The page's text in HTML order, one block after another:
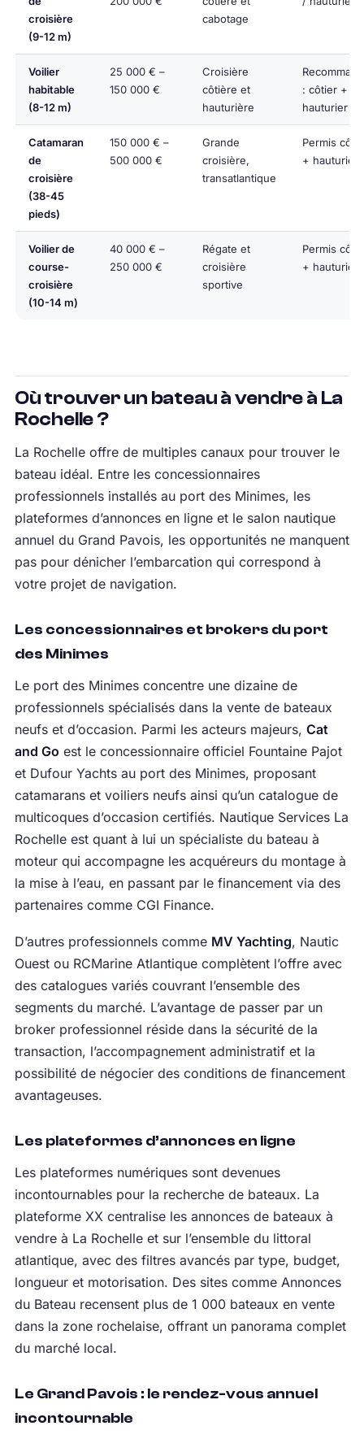
croisière
(9-12 m)
cabotage
Voilier
habitable
(8-12 m)
25 000 € –
150 000 €
Croisière
côtière et
hauturière
: côtier +
hauturier
Catamaran
de
croisière
(38-45
pieds)
150 000 € –
500 000 €
Grande
croisière,
transatlantique
Permis
+ hauturier
Voilier de
course-
croisière
(10-14 m)
40 000 € –
250 000 €
Régate et
croisière
sportive
Permis
+ hauturier
Où trouver un bateau à vendre à La
Rochelle ?
La Rochelle offre de multiples canaux pour trouver le
bateau idéal. Entre les concessionnaires
professionnels installés au port des Minimes, les
plateformes d’annonces en ligne et le salon nautique
annuel du Grand Pavois, les opportunités ne manquent
pas pour dénicher l’embarcation qui correspond à
votre projet de navigation.
Les concessionnaires et brokers du port
des Minimes
Le port des Minimes concentre une dizaine de
professionnels spécialisés dans la vente de bateaux
neufs et d’occasion. Parmi les acteurs majeurs, Cat
and Go est le concessionnaire officiel Fountaine Pajot
et Dufour Yachts au port des Minimes, proposant
catamarans et voiliers neufs ainsi qu’un catalogue de
multicoques d’occasion certifiés. Nautique Services La
Rochelle est quant à lui un spécialiste du bateau à
moteur qui accompagne les acquéreurs du montage à
la mise à l’eau, en passant par le financement via des
partenaires comme CGI Finance.
D’autres professionnels comme MV Yachting, Nautic
Ouest ou RCMarine Atlantique complètent l’offre avec
des catalogues variés couvrant l’ensemble des
segments du marché. L’avantage de passer par un
broker professionnel réside dans la sécurité de la
transaction, l’accompagnement administratif et la
possibilité de négocier des conditions de financement
avantageuses.
Les plateformes d’annonces en ligne
Les plateformes numériques sont devenues
incontournables pour la recherche de bateaux. La
plateforme XX centralise les annonces de bateaux à
vendre à La Rochelle et sur l’ensemble du littoral
atlantique, avec des filtres avancés par type, budget,
longueur et motorisation. Des sites comme Annonces
du Bateau recensent plus de 1 000 bateaux en vente
dans la zone rochelaise, offrant un panorama complet
du marché local.
Le Grand Pavois : le rendez-vous annuel
incontournable